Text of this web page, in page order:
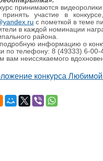
принимаются
участие в
с пометкой в теме
в каждой номинации
района.
информацию о
по телефону: 8 (49333) 6-00-
вам неиссякаемого
конкурса